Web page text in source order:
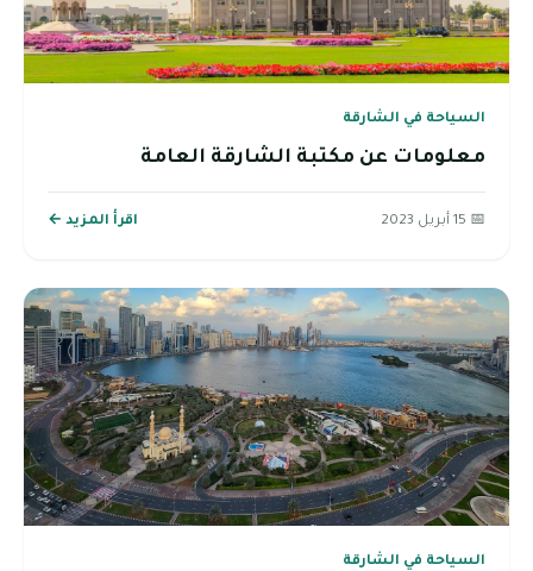
السياحة في الشارقة
معلومات عن مكتبة الشارقة العامة
📅 15 أبريل 2023 اقرأ المزيد ←
السياحة في الشارقة